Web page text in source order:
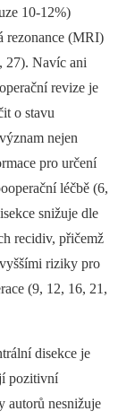
10-12%)
rezonance (MRI)
27). Navíc ani
revize je
o stavu
nejen
pro určení
léčbě (6,
snižuje dle
recidiv, přičemž
riziky pro
(9, 12, 16, 21,
disekce je
pozitivní
autorů nesnižuje